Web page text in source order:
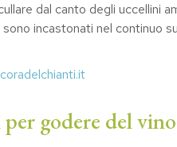
cullare dal canto degli uccellini
incastonati nel continuo
godere del